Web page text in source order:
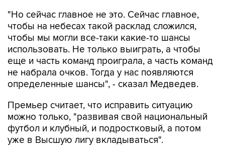
"Но сейчас главное не это. Сейчас главное,
чтобы на небесах такой расклад сложился,
чтобы мы могли все-таки какие-то шансы
использовать. Не только выиграть, а чтобы
еще и часть команд проиграла, а часть команд
не набрала очков. Тогда у нас появляются
определенные шансы", - сказал Медведев.
Премьер считает, что исправить ситуацию
можно только, "развивая свой национальный
футбол и клубный, и подростковый, а потом
уже в Высшую лигу вкладываться".